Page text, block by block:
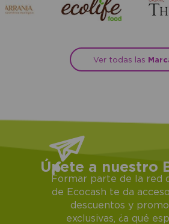
Ver todas las
Únete a nuestro
Formar parte de la red
de Ecocash te da
descuentos y
exclusivas, ¿a qué